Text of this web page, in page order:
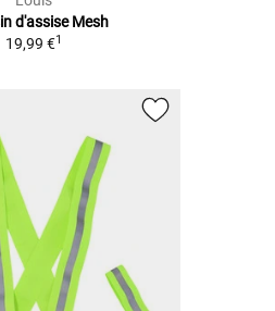
d'assise Mesh
19,99 €1